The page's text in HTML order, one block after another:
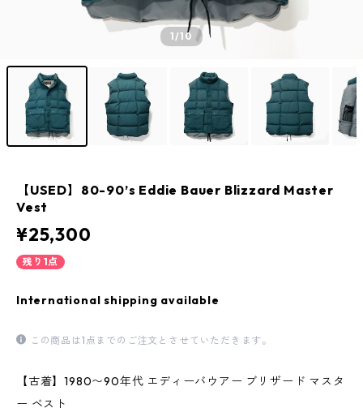
1/10
【USED】80-90’s Eddie Bauer Blizzard Master
Vest
¥25,300
残り1点
International shipping available
この商品は1点までのご注文とさせていただきます。
【古着】1980〜90年代 エディーバウアー ブリザード マスタ
ー ベスト